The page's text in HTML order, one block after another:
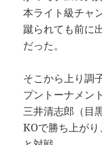
本ライト級チャ
蹴られても前に
だった。
そこから上り調
プントーナメン
三井清志郎（目
KOで勝ち上が